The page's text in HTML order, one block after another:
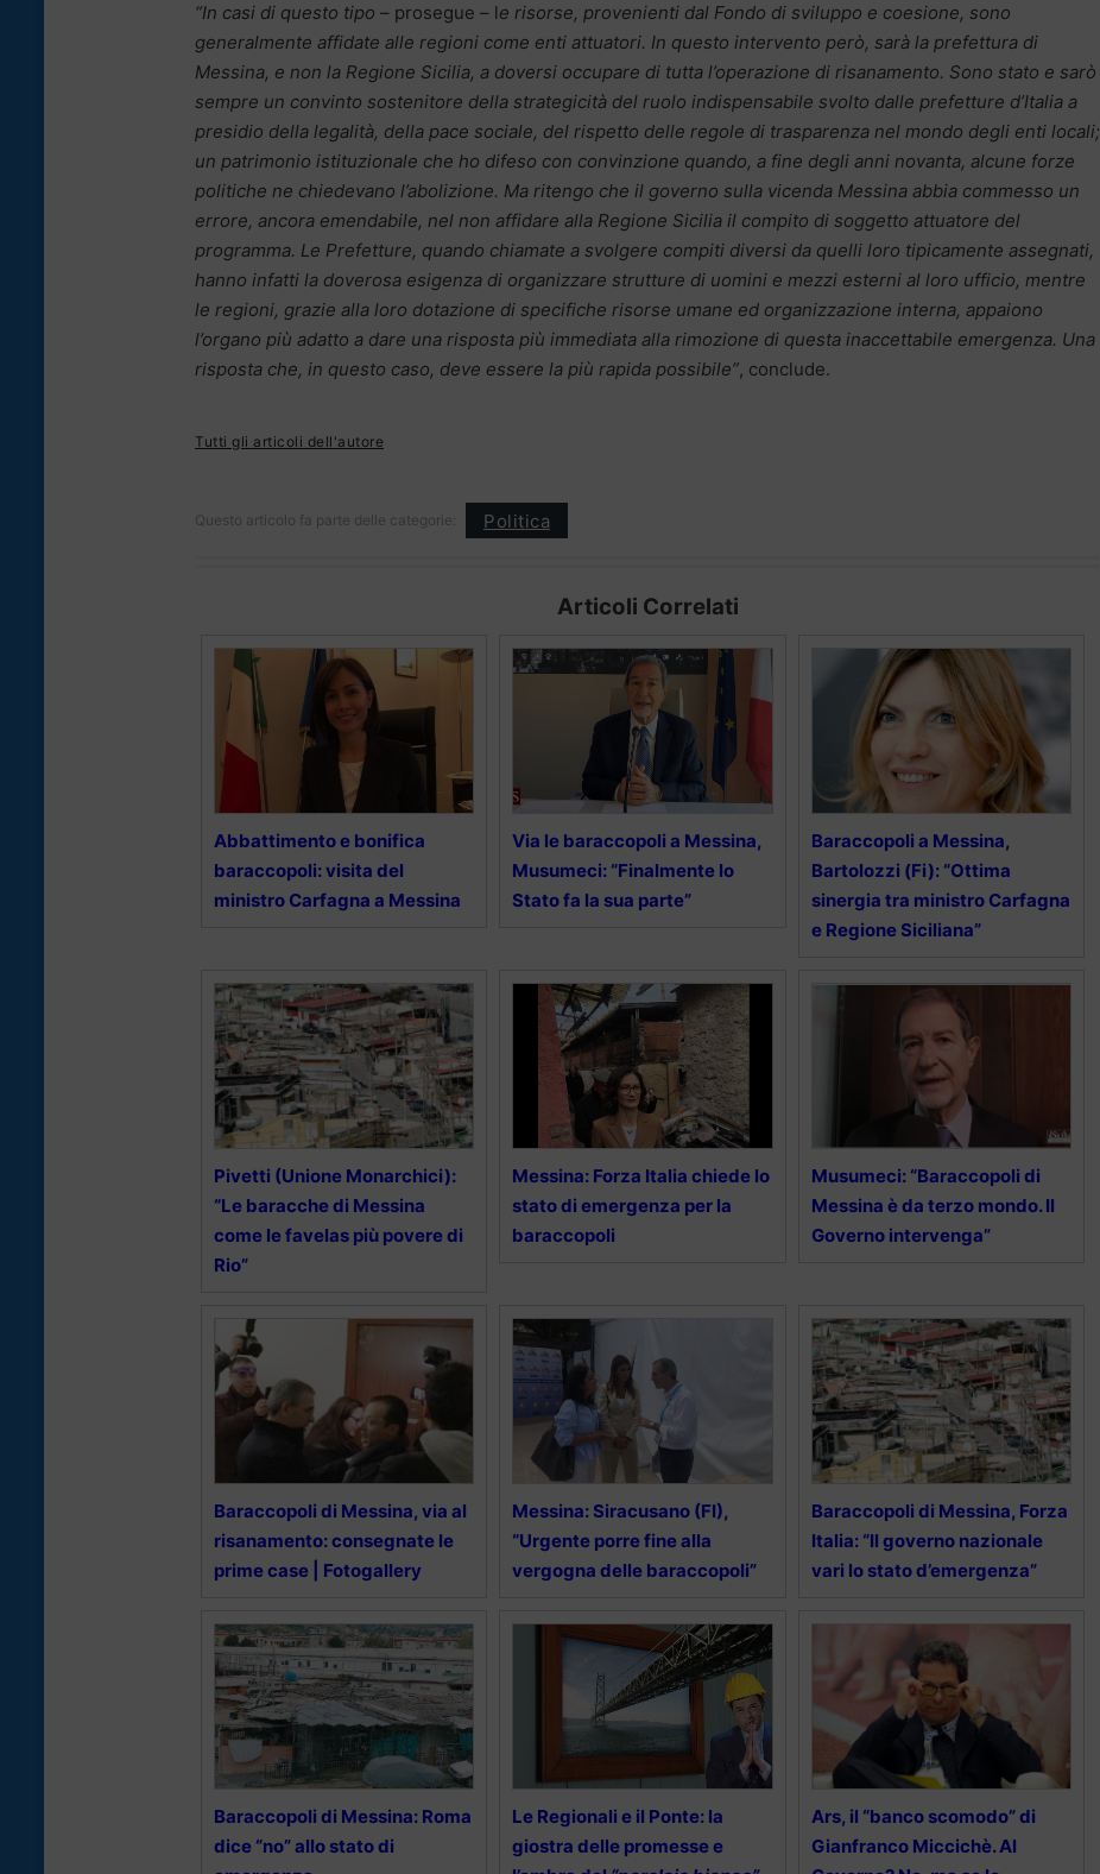
“In casi di questo tipo – prosegue – le risorse, provenienti dal Fondo di sviluppo e coesione, sono
generalmente affidate alle regioni come enti attuatori. In questo intervento però, sarà la prefettura di
Messina, e non la Regione Sicilia, a doversi occupare di tutta l’operazione di risanamento. Sono stato e sarò
sempre un convinto sostenitore della strategicità del ruolo indispensabile svolto dalle prefetture d’Italia a
presidio della legalità, della pace sociale, del rispetto delle regole di trasparenza nel mondo degli enti locali;
un patrimonio istituzionale che ho difeso con convinzione quando, a fine degli anni novanta, alcune forze
politiche ne chiedevano l’abolizione. Ma ritengo che il governo sulla vicenda Messina abbia commesso un
errore, ancora emendabile, nel non affidare alla Regione Sicilia il compito di soggetto attuatore del
programma. Le Prefetture, quando chiamate a svolgere compiti diversi da quelli loro tipicamente assegnati,
hanno infatti la doverosa esigenza di organizzare strutture di uomini e mezzi esterni al loro ufficio, mentre
le regioni, grazie alla loro dotazione di specifiche risorse umane ed organizzazione interna, appaiono
l’organo più adatto a dare una risposta più immediata alla rimozione di questa inaccettabile emergenza. Una
risposta che, in questo caso, deve essere la più rapida possibile”, conclude.
Tutti gli articoli dell'autore
Questo articolo fa parte delle categorie: Politica
Articoli Correlati
Abbattimento e bonifica
baraccopoli: visita del
ministro Carfagna a Messina
Via le baraccopoli a Messina,
Musumeci: “Finalmente lo
Stato fa la sua parte”
Baraccopoli a Messina,
Bartolozzi (Fi): “Ottima
sinergia tra ministro Carfagna
e Regione Siciliana”
Pivetti (Unione Monarchici):
“Le baracche di Messina
come le favelas più povere di
Rio”
Messina: Forza Italia chiede lo
stato di emergenza per la
baraccopoli
Musumeci: “Baraccopoli di
Messina è da terzo mondo. Il
Governo intervenga”
Baraccopoli di Messina, via al
risanamento: consegnate le
prime case | Fotogallery
Messina: Siracusano (FI),
“Urgente porre fine alla
vergogna delle baraccopoli”
Baraccopoli di Messina, Forza
Italia: “Il governo nazionale
vari lo stato d’emergenza”
Baraccopoli di Messina: Roma
dice “no” allo stato di
Le Regionali e il Ponte: la
giostra delle promesse e
Ars, il “banco scomodo” di
Gianfranco Miccichè. Al